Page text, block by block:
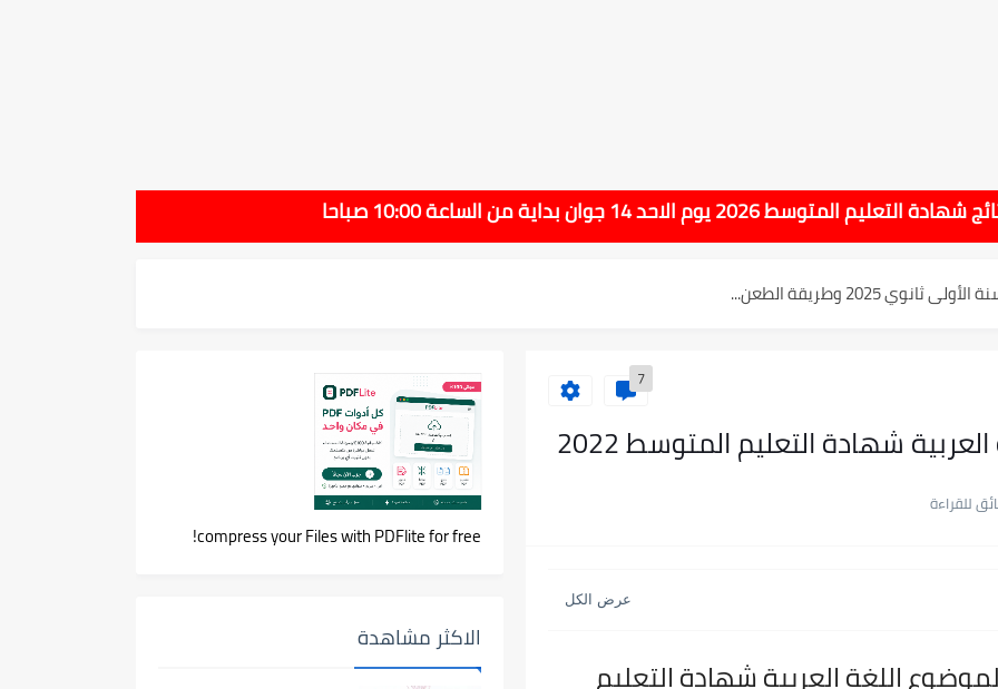
2026 يوم الاحد 14 جوان بداية من الساعة 10:00 صباحا
المتوسط 2025
2025 وطريقة الطعن...
بيام 2025
إحصائيات رسمية...
مريم متوسطة...
التعليم المتوسط السب الساعة...
7
شهادة التعليم المتوسط 2022
اللغة العربية شهادة التعليم
compress your Files with PDFlite for free!
الاكثر مشاهدة